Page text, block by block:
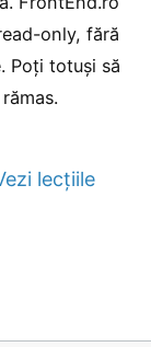
only, fără
Poți totuși să
lecțiile